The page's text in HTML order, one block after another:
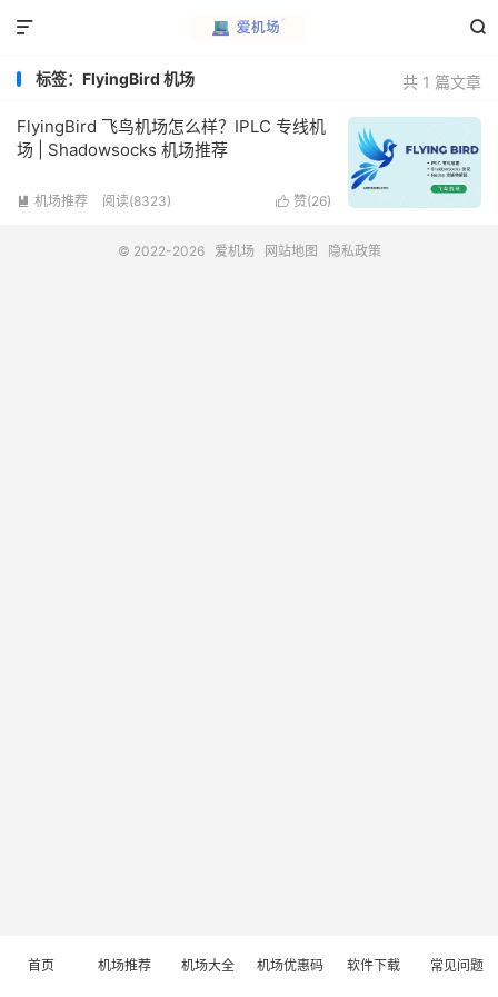


共 1 篇文章
标签：FlyingBird 机场
FlyingBird 飞鸟机场怎么样？IPLC 专线机
场 | Shadowsocks 机场推荐
 赞(26)
 机场推荐 阅读(8323)
© 2022-2026 爱机场 网站地图 隐私政策
首页 机场推荐 机场大全 机场优惠码 软件下载 常见问题